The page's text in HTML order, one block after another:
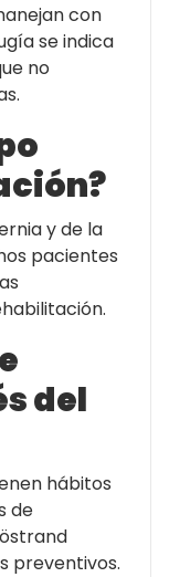
con
se indica
no
y de la
pacientes
del
hábitos
de
preventivos.